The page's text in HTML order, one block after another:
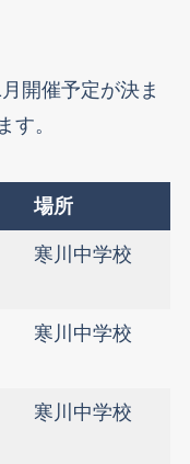
開催予定が決ま
す。
場所
寒川中学校
寒川中学校
寒川中学校